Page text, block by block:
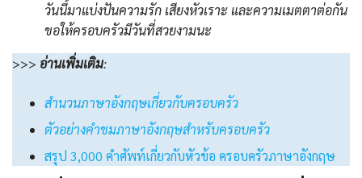
วันนี้มาแบ่งปันความรัก เสียงหัวเราะ และความเมตตาต่อกัน
ขอให้ครอบครัวมีวันที่สวยงามนะ
>>> อ่านเพิ่มเติม:
สำนวนภาษาอังกฤษเกี่ยวกับครอบครัว
ตัวอย่างคำชมภาษาอังกฤษสำหรับครอบครัว
สรุป 3,000 คำศัพท์เกี่ยวกับหัวข้อ ครอบครัวภาษาอังกฤษ